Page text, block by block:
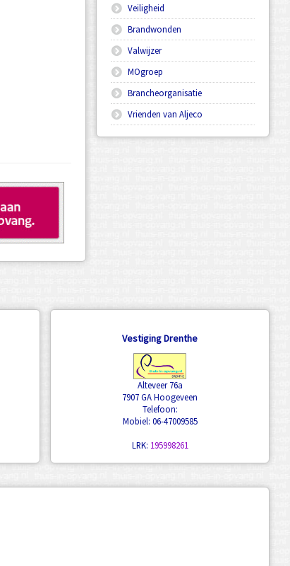
Veiligheid
Brandwonden
Valwijzer
MOgroep
Brancheorganisatie
Vrienden van Aljeco
Vestiging Drenthe
Alteveer 76a
7907 GA Hoogeveen
Telefoon:
Mobiel: 06-47009585
LRK: 195998261